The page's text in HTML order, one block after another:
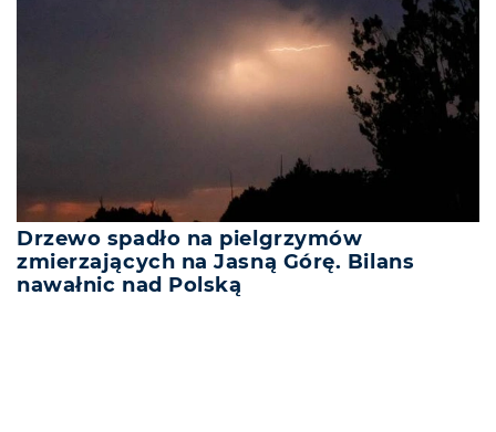
Drzewo spadło na pielgrzymów
zmierzających na Jasną Górę. Bilans
nawałnic nad Polską